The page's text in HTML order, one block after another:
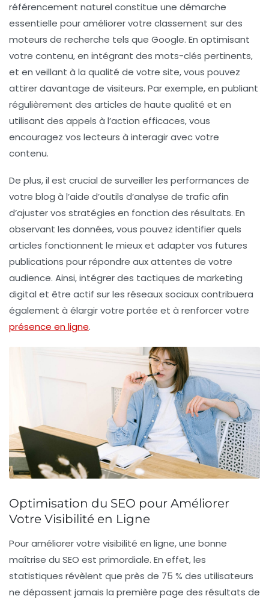
référencement naturel constitue une démarche
essentielle pour améliorer votre classement sur des
moteurs de recherche tels que Google. En optimisant
votre contenu, en intégrant des mots-clés pertinents,
et en veillant à la qualité de votre site, vous pouvez
attirer davantage de visiteurs. Par exemple, en publiant
régulièrement des articles de haute qualité et en
utilisant des appels à l’action efficaces, vous
encouragez vos lecteurs à interagir avec votre
contenu.
De plus, il est crucial de surveiller les performances de
votre blog à l’aide d’outils d’analyse de trafic afin
d’ajuster vos stratégies en fonction des résultats. En
observant les données, vous pouvez identifier quels
articles fonctionnent le mieux et adapter vos futures
publications pour répondre aux attentes de votre
audience. Ainsi, intégrer des tactiques de marketing
digital et être actif sur les réseaux sociauxcontribuera
également à élargir votre portée et à renforcer votre
présence en ligne.
Optimisation du SEO pour Améliorer
Votre Visibilité en Ligne
Pouraméliorer votre visibilité en ligne, une bonne
maîtrise du SEO est primordiale. En effet, les
statistiques révèlent que près de 75 % des utilisateurs
ne dépassent jamais la première page des résultats de